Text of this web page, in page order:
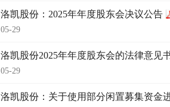
洛凯股份：2025年年度股东会决议公告
05-29
洛凯股份2025年年度股东会的法律意见
05-29
洛凯股份：关于使用部分闲置募集资金